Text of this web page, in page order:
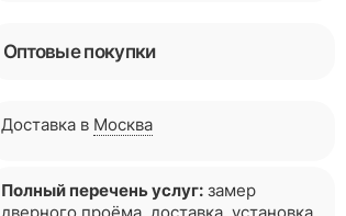
Оптовые покупки
Доставка в Москва
Полный перечень услуг: замер